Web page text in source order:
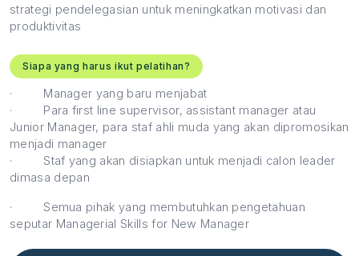
strategi pendelegasian untuk meningkatkan motivasi dan
produktivitas
Siapa yang harus ikut pelatihan?
·
Manager yang baru menjabat
·
Para first line supervisor, assistant manager atau
Junior Manager, para staf ahli muda yang akan dipromosikan
menjadi manager
·
Staf yang akan disiapkan untuk menjadi calon leader
dimasa depan
·
Semua pihak yang membutuhkan pengetahuan
seputar Managerial Skills for New Manager